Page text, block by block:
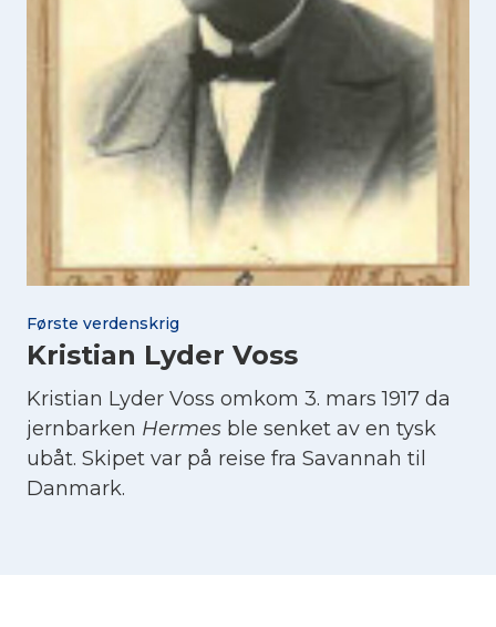
Første verdenskrig
Kristian Lyder Voss
Kristian Lyder Voss omkom 3. mars 1917 da
jernbarken Hermes ble senket av en tysk
ubåt. Skipet var på reise fra Savannah til
Danmark.